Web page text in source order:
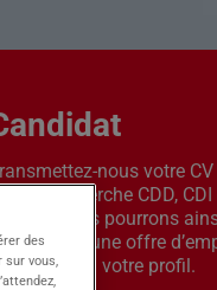
nous votre
êtes en recherche CDD,
intérim. Nous pourrons
si une offre
à votre profil.
des
sur vous,